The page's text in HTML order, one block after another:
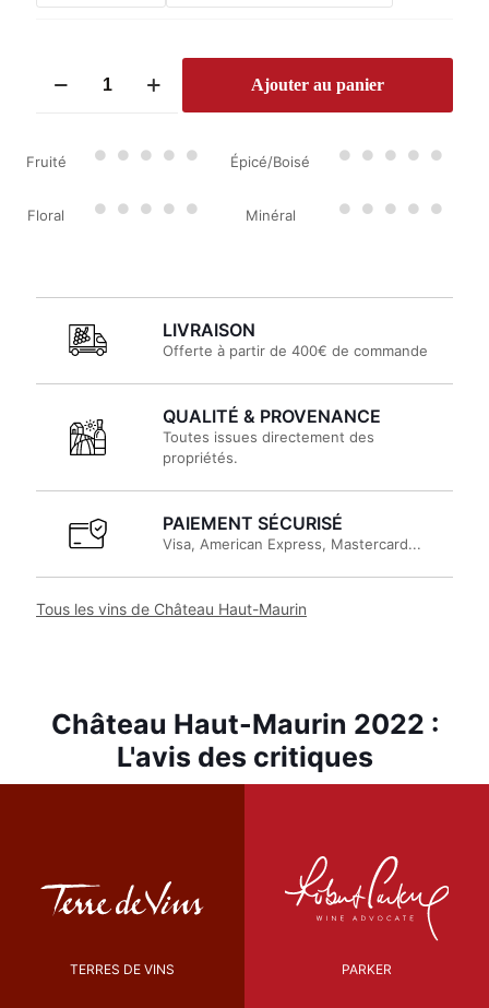
2022
Ajouter au panier
Fruité Épicé/Boisé
Floral Minéral
LIVRAISON
Offerte à partir de 400€ de commande
QUALITÉ & PROVENANCE
Toutes issues directement des
propriétés.
PAIEMENT SÉCURISÉ
Visa, American Express, Mastercard...
Tous les vins de Château Haut-Maurin
Château Haut-Maurin 2022 :
L'avis des critiques
TERRES DE VINS PARKER